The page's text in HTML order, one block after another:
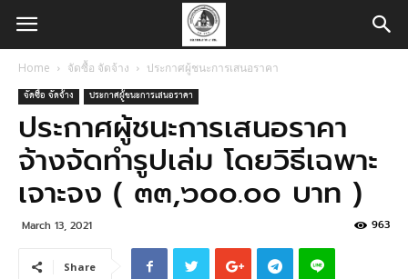
Home จัดซื้อ จัดจ้าง ประกาศผู้ชนะการเสนอราคา
จัดซื้อ จัดจ้าง ประกาศผู้ชนะการเสนอราคา
ประกาศผู้ชนะการเสนอราคา
จ้างจัดทำรูปเล่ม โดยวิธีเฉพาะ
เจาะจง ( ๓๓,๖๐๐.๐๐ บาท )
March 13, 2021 963
Share